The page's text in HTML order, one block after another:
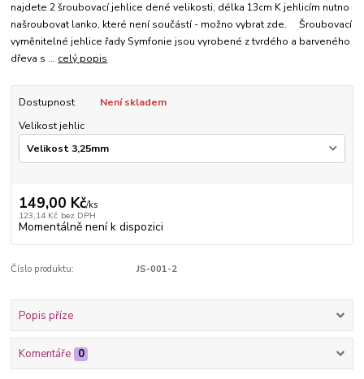
najdete 2 šroubovací jehlice dené velikosti, délka 13cm K jehlicím nutno
našroubovat lanko, které není součástí - možno vybrat zde. Šroubovací
vyměnitelné jehlice řady Symfonie jsou vyrobené z tvrdého a barveného
dřeva s ... celý popis
Dostupnost
Není skladem
Velikost jehlic
149,00 Kč/ks
123,14 Kč bez DPH
Momentálně není k dispozici
Číslo produktu: JS-001-2
Popis příze
Komentáře 0